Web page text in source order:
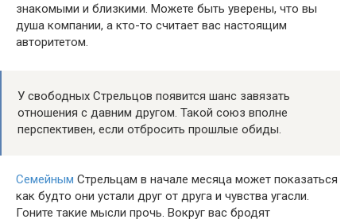
знакомыми и близкими. Можете быть уверены, что вы
душа компании, а кто-то считает вас настоящим
авторитетом.
У свободных Стрельцов появится шанс завязать
отношения с давним другом. Такой союз вполне
перспективен, если отбросить прошлые обиды.
Семейным Стрельцам в начале месяца может показаться
как будто они устали друг от друга и чувства угасли.
Гоните такие мысли прочь. Вокруг вас бродят